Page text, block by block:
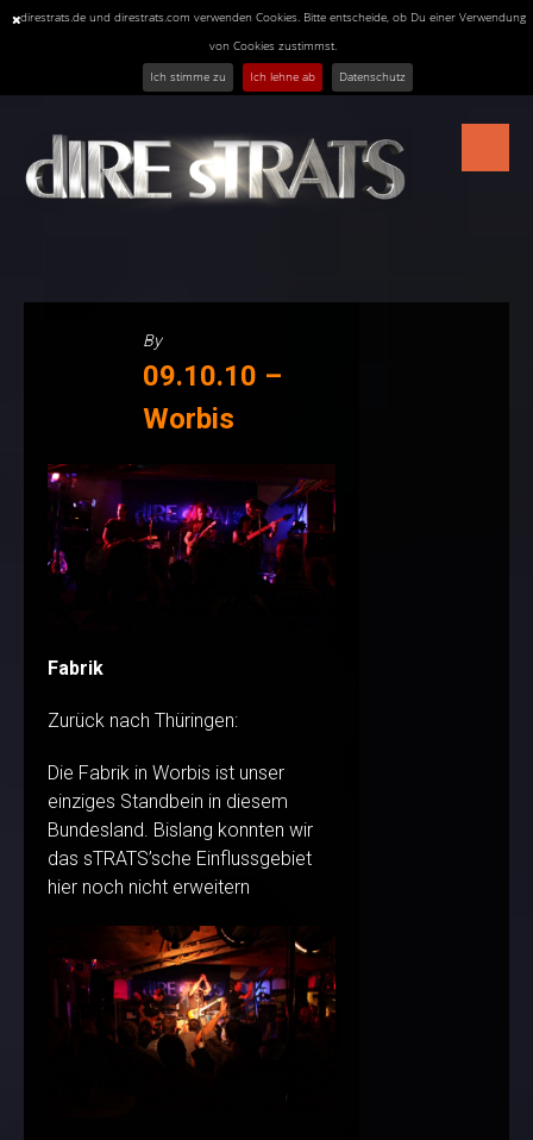
direstrats.de und direstrats.com verwenden Cookies. Bitte entscheide, ob Du einer Verwendung
von Cookies zustimmst.
Ich stimme zu
Ich lehne ab Datenschutz
content
By
09.10.10 –
Worbis
Fabrik
Zurück nach Thüringen:
Die Fabrik in Worbis ist unser
einziges Standbein in diesem
Bundesland. Bislang konnten wir
das sTRATS’sche Einflussgebiet
hier noch nicht erweitern